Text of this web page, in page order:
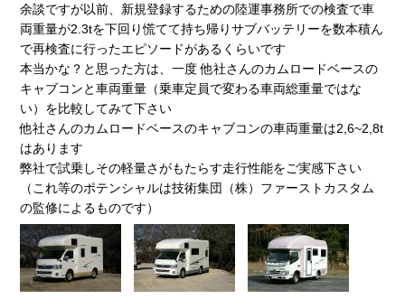
余談ですが以前、新規登録するための陸運事務所での検査で車
両重量が2.3tを下回り慌てて持ち帰りサブバッテリーを数本積ん
で再検査に行ったエピソードがあるくらいです
本当かな？と思った方は、一度 他社さんのカムロードベースの
キャブコンと車両重量（乗車定員で変わる車両総重量ではな
い）を比較してみて下さい
他社さんのカムロードベースのキャブコンの車両重量は2,6~2,8t
はあります
弊社で試乗しその軽量さがもたらす走行性能をご実感下さい
（これ等のポテンシャルは技術集団（株）ファーストカスタム
の監修によるものです）